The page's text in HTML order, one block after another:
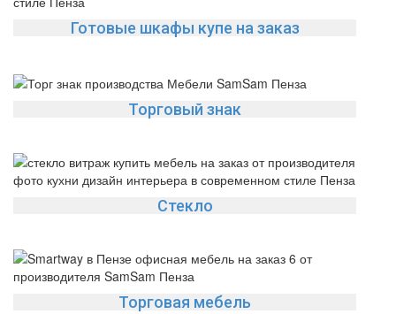
Готовые шкафы купе на заказ
Торговый знак
Стекло
Торговая мебель